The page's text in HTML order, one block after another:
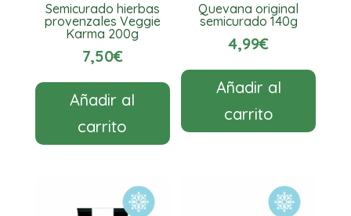
Semicurado hierbas
provenzales Veggie
Karma 200g
7,50€
Añadir al
carrito
Quevana original
semicurado 140g
4,99€
Añadir al
carrito